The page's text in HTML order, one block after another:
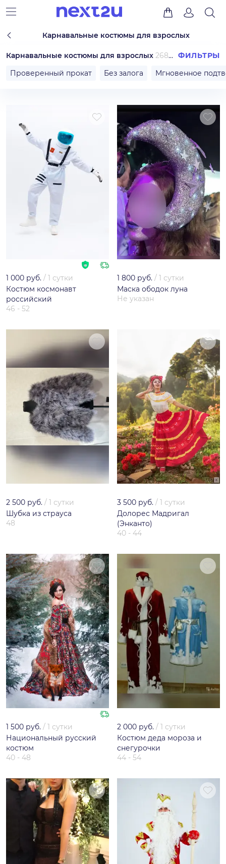
Карнавальные костюмы для взрослых
Карнавальные костюмы для взрослых 2684
ФИЛЬТРЫ
Проверенный прокат
Без залога Мгновенное
1 000 руб. / 1 сутки
Костюм космонавт
российский
46 - 52
1 800 руб. / 1 сутки
Маска ободок луна
Не указан
2 500 руб. / 1 сутки
Шубка из страуса
48
3 500 руб. / 1 сутки
Долорес Мадригал
(Энканто)
40 - 44
1 500 руб. / 1 сутки
Национальный русский
костюм
40 - 48
2 000 руб. / 1 сутки
Костюм деда мороза и
снегурочки
44 - 54